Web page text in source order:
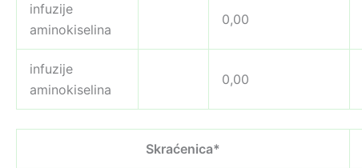
infuzije
aminokiselina
0,00
infuzije
aminokiselina
0,00
Skraćenica*